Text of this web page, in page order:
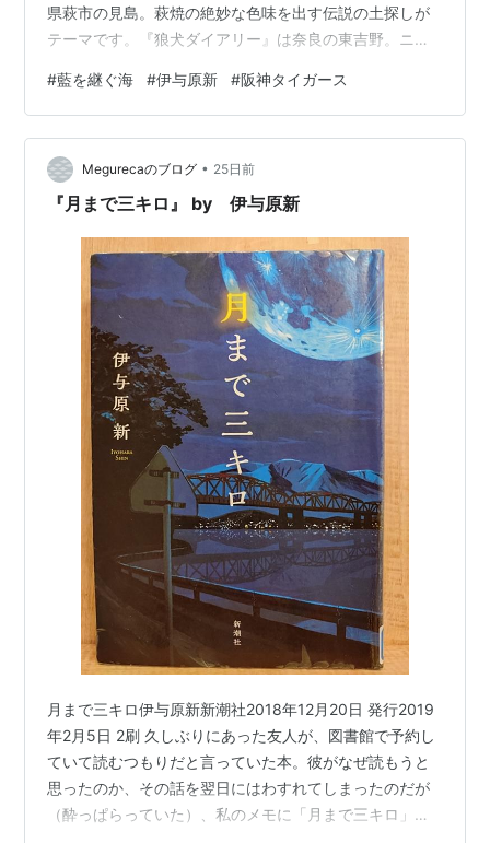
県萩市の見島。萩焼の絶妙な色味を出す伝説の土探しが
テーマです。『狼犬ダイアリー』は奈良の東吉野。ニホ
崎。爆心地で採集した大量の岩石や瓦、ガラス片など
が、忘れ去られたように廃屋に並べられています。『星
隕つ駅逓（ほしおつえきてい）』は北海道遠軽町。隕石
発見で父のために嘘をついてしまいそうになる夫婦や北
海道とアイヌのかかわり。『藍を継ぐ海』は徳島県の太
#藍を継ぐ海 #伊与原新 #阪神タイガース
Megurecaのブログ • 25日前
『月まで三キロ』 by 伊与原新
月まで三キロ伊与原新新潮社2018年12月20日 発行2019
年2月5日 2刷 久しぶりにあった友人が、図書館で予約し
ていて読むつもりだと言っていた本。彼がなぜ読もうと
思ったのか、その話を翌日にはわすれてしまったのだが
（酔っぱらっていた）、私のメモに「月まで三キロ」と